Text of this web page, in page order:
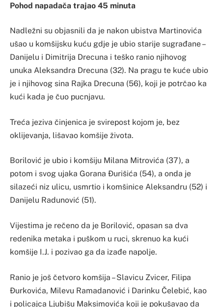
Pohod napadača trajao 45 minuta
Nadležni su objasnili da je nakon ubistva Martinovića
ušao u komšijsku kuću gdje je ubio starije sugrađane –
Danijelu i Dimitrija Drecuna i teško ranio njihovog
unuka Aleksandra Drecuna (32). Na pragu te kuće ubio
je i njihovog sina Rajka Drecuna (56), koji je potrčao ka
kući kada je čuo pucnjavu.
Treća jeziva činjenica je svirepost kojom je, bez
oklijevanja, lišavao komšije života.
Borilović je ubio i komšiju Milana Mitrovića (37), a
potom i svog ujaka Gorana Đurišića (54), a onda je
silazeći niz ulicu, usmrtio i komšinice Aleksandru (52) i
Danijelu Radunović (51).
Vijestima je rečeno da je Borilović, opasan sa dva
redenika metaka i puškom u ruci, skrenuo ka kući
komšije I.J. i pozivao ga da izađe napolje.
Ranio je još četvoro komšija – Slavicu Zvicer, Filipa
Đurkovića, Milevu Ramadanović i Darinku Čelebić, kao
i policajca Ljubišu Maksimovića koji je pokušavao da